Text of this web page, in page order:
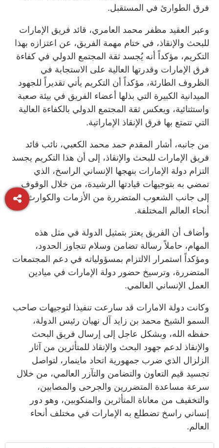
فرق الطوارئ في المستقبل.
وعبر العقيد مظفر محمد العامري، قائد فريق الإمارات
للبحث والإنقاذ، في ختام مهمة الفريق، عن اعتزازه بهذا
التكريم، مؤكداً أنه يُجسد ثقة المجتمع الدولي في كفاءة
فرق الإمارات وقدرتها العالية على الاستجابة في
الظروف الطارئة، مؤكداً أن التكريم يأتي تقديراً للجهود
الميدانية الكبيرة التي بذلها أعضاء الفريق في بيئة صعبة
واستثنائية، ويعكس ثقة المجتمع الدولي بالكفاءة العالية
التي تتمتع بها فرق الإنقاذ الإماراتية.
من جانبه، أشار المقدم حمد محمد الكعبي، نائب قائد
فريق الإمارات للبحث والإنقاذ، إلى أن هذا التكريم يجسد
التزام دولة الإمارات بنهجها الإنساني الراسخ، الذي
تمضي به بتوجيهات قيادتها الرشيدة، من خلال الوقوف
إلى جانب الشعوب المتضررة من الأزمات والكوارث في
أنحاء العالم المختلفة.
وأضاف أن الفريق يعتز بتمثيل الدولة في مثل هذه
المهام، حاملاً رسالة تضامن وسلام تتجاوز الحدود،
ومؤكداً استمرار الالتزام بمسؤولياته في دعم المجتمعات
المتضررة، وترسيخ حضور دولة الإمارات في ميادين
العمل الإنساني العالمي.
وكانت دولة الامارات قد سارعت تنفيذا لتوجيهات صاحب
السمو الشيخ محمد بن زايد آل نهيان رئيس الدولة،
حفظه الله، وبشكل عاجل إلى إرسال فريق البحث
والإنقاذ لدعم جهود البحث والإنقاذ للمتأثرين من آثار
الزلزال الذي ضرب جمهورية اتحاد ماينمار، لتواصل
تجسيد قيم التعاون والتضامن والتآزر العالمي، من خلال
سرعة مساعدة المتضررين والجرحى والمصابين،
والتخفيف من معاناة المتأثرين والمنكوبين، وهو دور
إنساني راسخ تضطلع به الإمارات في مختلف أنحاء
العالم.